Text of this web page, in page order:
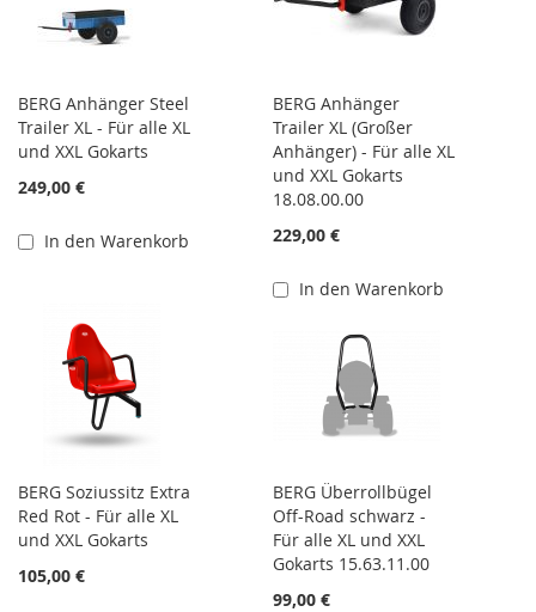
BERG Anhänger Steel
Trailer XL - Für alle XL
und XXL Gokarts
249,00 €
In den Warenkorb
BERG Anhänger
Trailer XL (Großer
Anhänger) - Für alle XL
und XXL Gokarts
18.08.00.00
229,00 €
In den Warenkorb
BERG Soziussitz Extra
Red Rot - Für alle XL
und XXL Gokarts
105,00 €
BERG Überrollbügel
Off-Road schwarz -
Für alle XL und XXL
Gokarts 15.63.11.00
99,00 €